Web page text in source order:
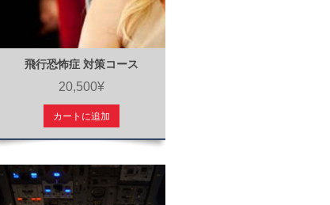
飛行恐怖症 対策コース
20,500¥
カートに追加